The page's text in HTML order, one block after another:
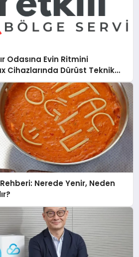
Odasına Evin Ritmini
Cihazlarında Dürüst Teknik
Nerede Yenir, Neden